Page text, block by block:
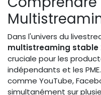
Dans l'univers du
multistreaming stable
cruciale pour les
indépendants et les
comme YouTube,
simultanément sur